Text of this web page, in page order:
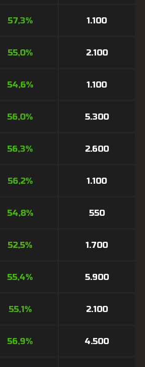
57,3% 1.100
55,0% 2.100
54,6% 1.100
56,0% 5.300
56,3% 2.600
56,2% 1.100
54,8% 550
52,5% 1.700
55,4% 5.900
55,1% 2.100
56,9% 4.500